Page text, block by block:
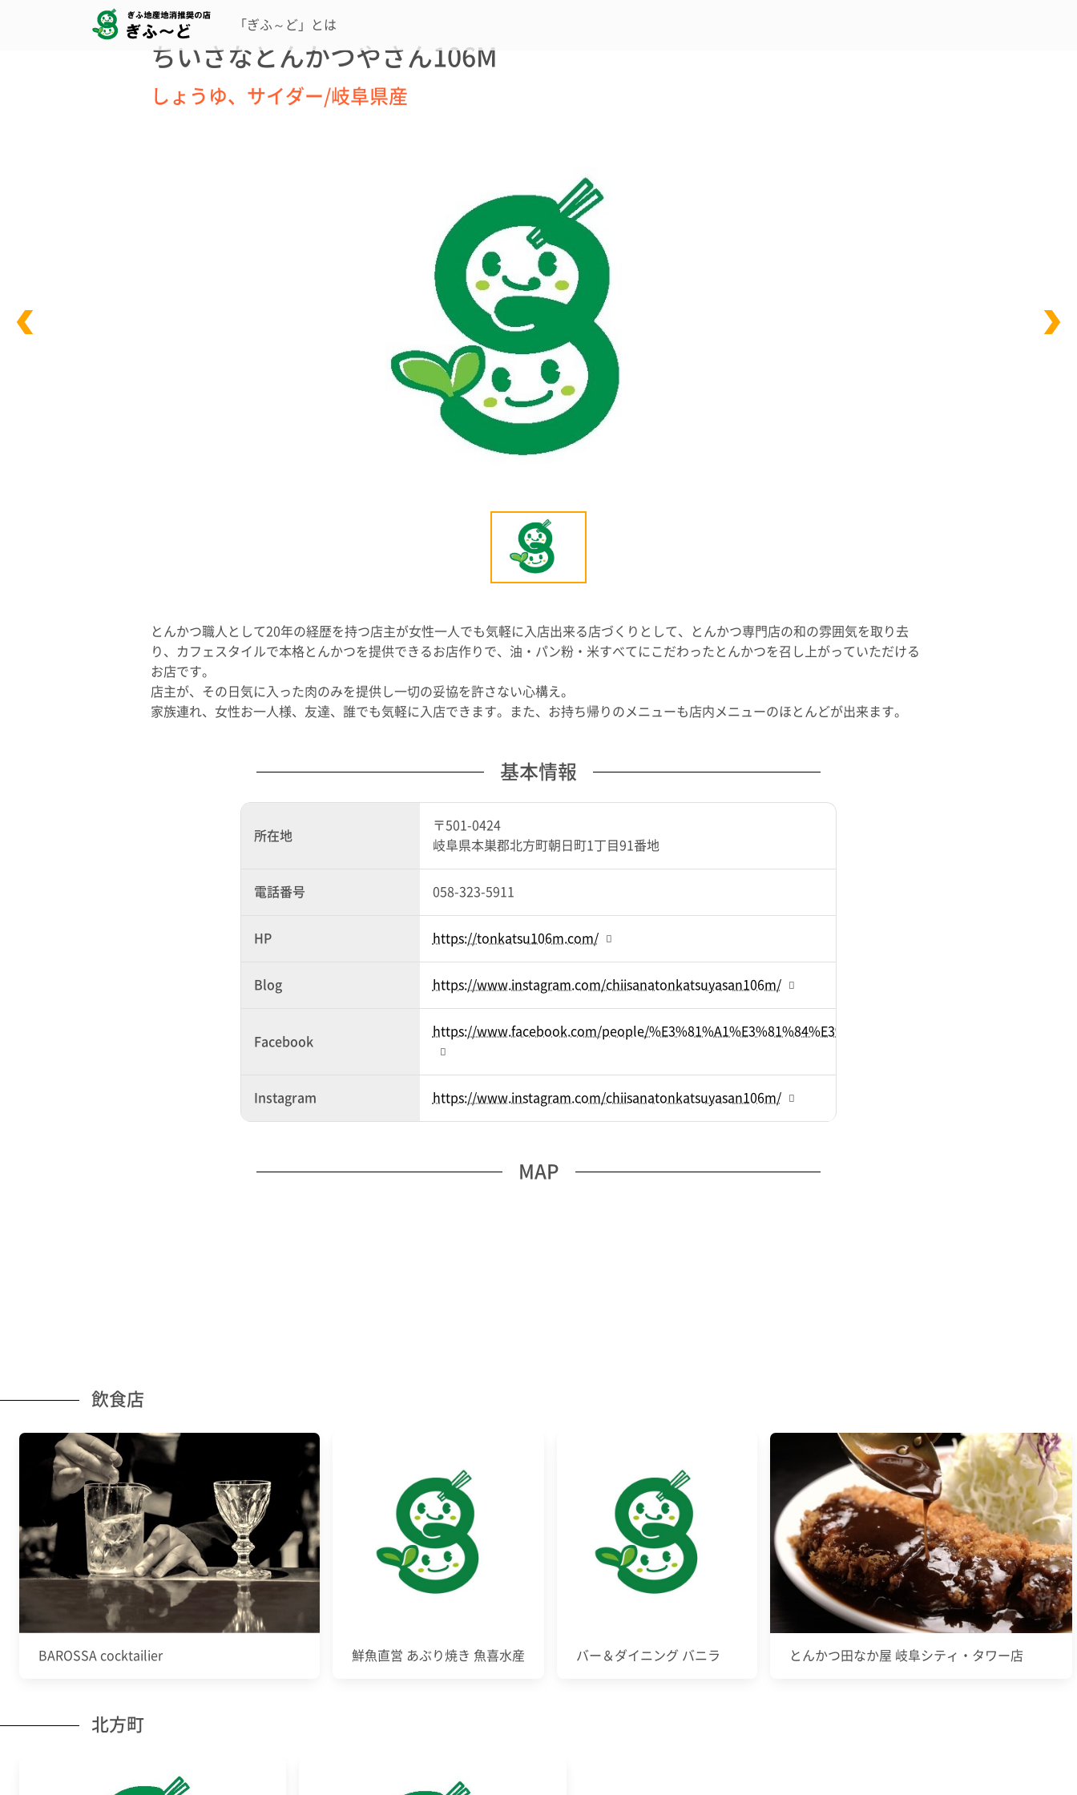
「ぎふ～ど」とは
ちいさなとんかつやさん106M
しょうゆ、サイダー/岐阜県産
とんかつ職人として20年の経歴を持つ店主が女性一人でも気軽に入店出来る店づくりとして、とんかつ専門店の和の雰囲気を取り去
り、カフェスタイルで本格とんかつを提供できるお店作りで、油・パン粉・米すべてにこだわったとんかつを召し上がっていただける
お店です。
店主が、その日気に入った肉のみを提供し一切の妥協を許さない心構え。
家族連れ、女性お一人様、友達、誰でも気軽に入店できます。また、お持ち帰りのメニューも店内メニューのほとんどが出来ます。
基本情報
所在地
〒501-0424
岐阜県本巣郡北方町朝日町1丁目91番地
電話番号 058-323-5911
HP https://tonkatsu106m.com/
Blog https://www.instagram.com/chiisanatonkatsuyasan106m/
Facebook
https://www.facebook.com/people/
Instagram https://www.instagram.com/chiisanatonkatsuyasan106m/
MAP
飲食店
BAROSSA cocktailier 鮮魚直営 あぶり焼き 魚喜水産 バー＆ダイニング バニラ とんかつ田なか屋 岐阜シティ・タワー店
北方町